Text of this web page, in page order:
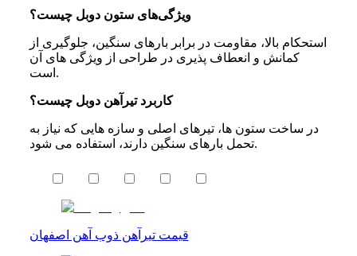
ویژگی‌های ستون دوبل چیست؟
استحکام بالا، مقاومت در برابر بارهای سنگین، جلوگیری از
کمانش و انعطاف‌ پذیری در طراحی از ویژگی‌ های آن
است.
کاربرد تیرآهن دوبل چیست؟
در ساخت ستون‌ ها، تیرهای اصلی و سازه‌ هایی که نیاز به
تحمل بارهای سنگین دارند، استفاده می ‌شود.
قیمت تیرآهن ذوب آهن اصفهان